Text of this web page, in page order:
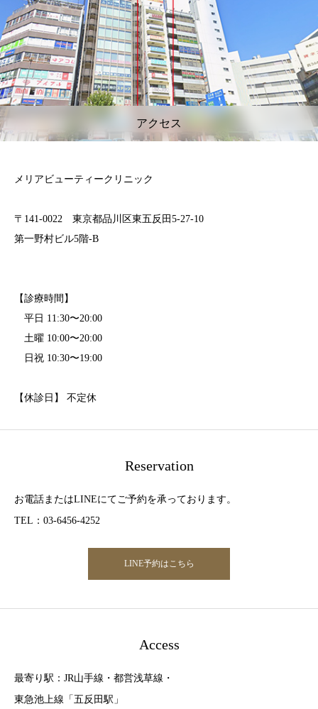
アクセス
メリアビューティークリニック
〒141-0022 東京都品川区東五反田5-27-10
第一野村ビル5階-B
【診療時間】
平日 11:30〜20:00
土曜 10:00〜20:00
日祝 10:30〜19:00
【休診日】 不定休
Reservation
お電話またはLINEにてご予約を承っております。
TEL：03-6456-4252
LINE予約はこちら
Access
最寄り駅：JR山手線・都営浅草線・
東急池上線「五反田駅」